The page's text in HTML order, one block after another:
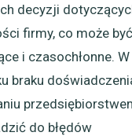
decyzji
firmy, co może
i czasochłonne. W
braku
do błędów